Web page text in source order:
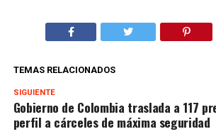
TEMAS RELACIONADOS
SIGUIENTE
Gobierno de Colombia traslada a 117
perfil a cárceles de máxima seguridad